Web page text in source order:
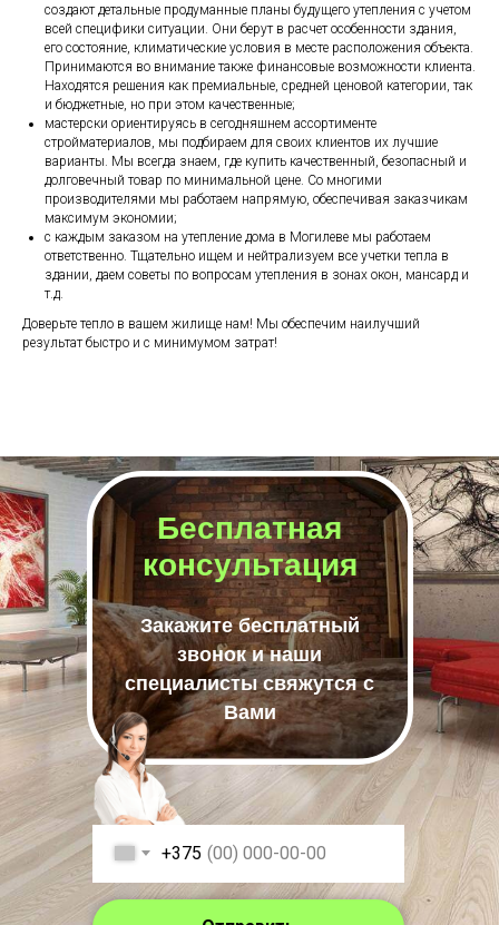
создают детальные продуманные планы будущего утепления с учетом
всей специфики ситуации. Они берут в расчет особенности здания,
его состояние, климатические условия в месте расположения объекта.
Принимаются во внимание также финансовые возможности клиента.
Находятся решения как премиальные, средней ценовой категории, так
и бюджетные, но при этом качественные;
мастерски ориентируясь в сегодняшнем ассортименте
стройматериалов, мы подбираем для своих клиентов их лучшие
варианты. Мы всегда знаем, где купить качественный, безопасный и
долговечный товар по минимальной цене. Со многими
производителями мы работаем напрямую, обеспечивая заказчикам
максимум экономии;
с каждым заказом на утепление дома в Могилеве мы работаем
ответственно. Тщательно ищем и нейтрализуем все учетки тепла в
здании, даем советы по вопросам утепления в зонах окон, мансард и
т.д.
Доверьте тепло в вашем жилище нам! Мы обеспечим наилучший
результат быстро и с минимумом затрат!
Бесплатная
консультация
Закажите бесплатный
звонок и наши
специалисты свяжутся с
Вами
+375